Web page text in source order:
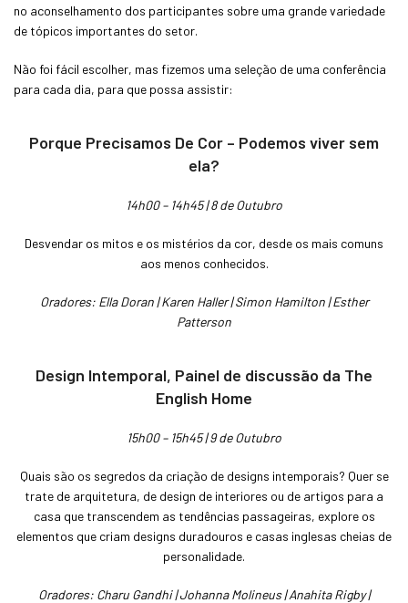
no aconselhamento dos participantes sobre uma grande variedade
de tópicos importantes do setor.
Não foi fácil escolher, mas fizemos uma seleção de uma conferência
para cada dia, para que possa assistir:
Porque Precisamos De Cor – Podemos viver sem
ela?
14h00 – 14h45 | 8 de Outubro
Desvendar os mitos e os mistérios da cor, desde os mais comuns
aos menos conhecidos.
Oradores: Ella Doran | Karen Haller | Simon Hamilton | Esther
Patterson
Design Intemporal, Painel de discussão da The
English Home
15h00 – 15h45 | 9 de Outubro
Quais são os segredos da criação de designs intemporais? Quer se
trate de arquitetura, de design de interiores ou de artigos para a
casa que transcendem as tendências passageiras, explore os
elementos que criam designs duradouros e casas inglesas cheias de
personalidade.
Oradores: Charu Gandhi | Johanna Molineus | Anahita Rigby |